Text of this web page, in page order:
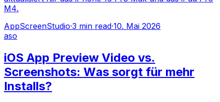
M4.
AppScreenStudio·3 min read·10. Mai 2026
aso
iOS App Preview Video vs.
Screenshots: Was sorgt für mehr
Installs?